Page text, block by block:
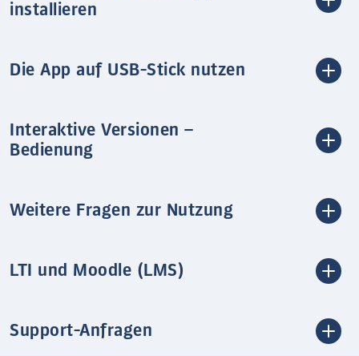
installieren
Die App auf USB-Stick nutzen
Interaktive Versionen –
Bedienung
Weitere Fragen zur Nutzung
LTI und Moodle (LMS)
Support-Anfragen